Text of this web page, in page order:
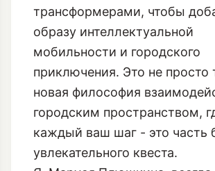
комбинезонами из
джерси и дополняем
минималистичными
трансформерами, чтобы
образу интеллектуальной
мобильности и городского
приключения. Это не просто
новая философия